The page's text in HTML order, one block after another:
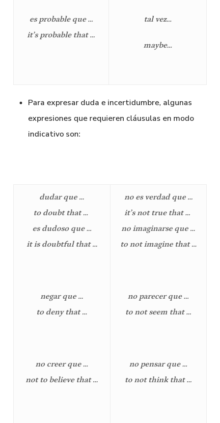
es probable que …
it’s probable that …
tal vez…
maybe…
Para expresar duda e incertidumbre, algunas
expresiones que requieren cláusulas en modo
indicativo son:
dudar que …
to doubt that …
es dudoso que …
it is doubtful that …
negar que …
to deny that …
no creer que …
not to believe that …
no es verdad que …
it’s not true that …
no imaginarse que …
to not imagine that …
no parecer que …
to not seem that …
no pensar que …
to not think that …